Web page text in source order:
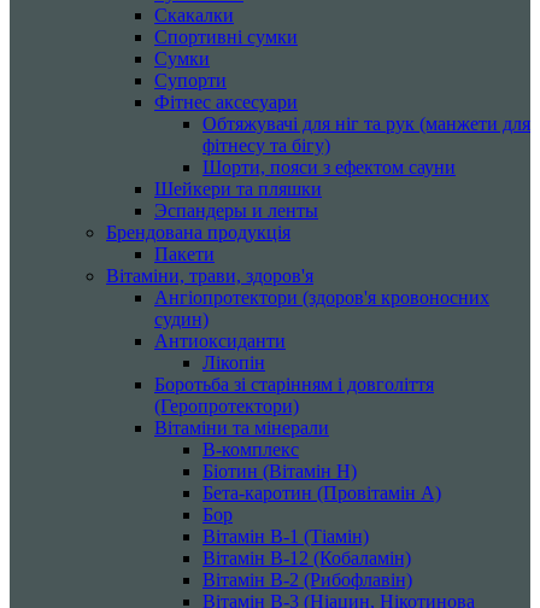
Скакалки
Спортивні сумки
Сумки
Супорти
Фітнес аксесуари
Обтяжувачі для ніг та рук (манжети для
фітнесу та бігу)
Шорти, пояси з ефектом сауни
Шейкери та пляшки
Эспандеры и ленты
Брендована продукція
Пакети
Вітаміни, трави, здоров'я
Ангіопротектори (здоров'я кровоносних
судин)
Антиоксиданти
Лікопін
Боротьба зі старінням і довголіття
(Геропротектори)
Вітаміни та мінерали
B-комплекс
Біотин (Вітамін H)
Бета-каротин (Провітамін А)
Бор
Вітамін B-1 (Тіамін)
Вітамін B-12 (Кобаламін)
Вітамін B-2 (Рибофлавін)
Вітамін B-3 (Ніацин, Нікотинова